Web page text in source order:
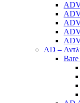
AD –
Bare